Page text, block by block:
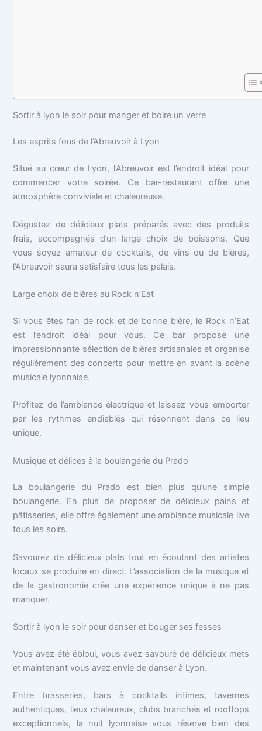
Sortir à lyon le soir pour manger et boire un verre
Les esprits fous de l’Abreuvoir à Lyon
Situé au cœur de Lyon, l’Abreuvoir est l’endroit idéal pour
commencer votre soirée. Ce bar-restaurant offre une
atmosphère conviviale et chaleureuse.
Dégustez de délicieux plats préparés avec des produits
frais, accompagnés d’un large choix de boissons. Que
vous soyez amateur de cocktails, de vins ou de bières,
l’Abreuvoir saura satisfaire tous les palais.
Large choix de bières au Rock n’Eat
Si vous êtes fan de rock et de bonne bière, le Rock n’Eat
est l’endroit idéal pour vous. Ce bar propose une
impressionnante sélection de bières artisanales et organise
régulièrement des concerts pour mettre en avant la scène
musicale lyonnaise.
Profitez de l’ambiance électrique et laissez-vous emporter
par les rythmes endiablés qui résonnent dans ce lieu
unique.
Musique et délices à la boulangerie du Prado
La boulangerie du Prado est bien plus qu’une simple
boulangerie. En plus de proposer de délicieux pains et
pâtisseries, elle offre également une ambiance musicale live
tous les soirs.
Savourez de délicieux plats tout en écoutant des artistes
locaux se produire en direct. L’association de la musique et
de la gastronomie crée une expérience unique à ne pas
manquer.
Sortir à lyon le soir pour danser et bouger ses fesses
Vous avez été ébloui, vous avez savouré de délicieux mets
et maintenant vous avez envie de danser à Lyon.
Entre brasseries, bars à cocktails intimes, tavernes
authentiques, lieux chaleureux, clubs branchés et rooftops
exceptionnels, la nuit lyonnaise vous réserve bien des